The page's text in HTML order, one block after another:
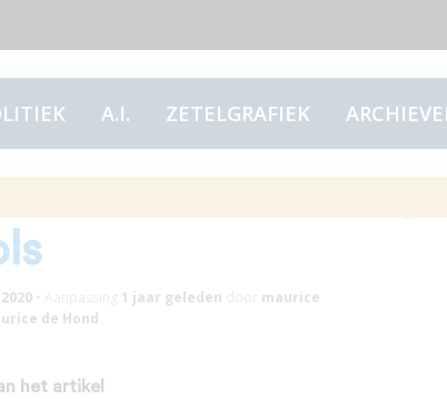
A.I. ZETELGRAFIEK
set & match; het zijn
• 1 jaar geleden
maurice
de Hond
het artikel